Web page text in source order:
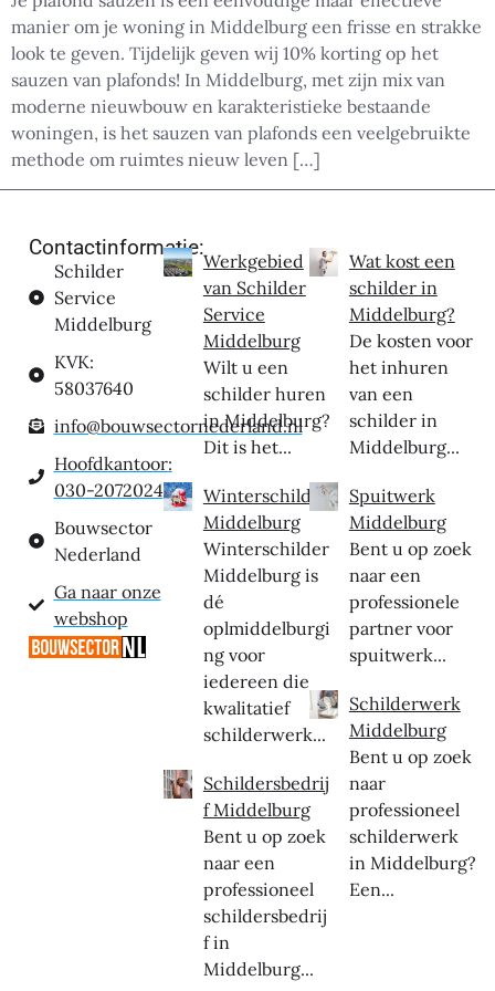
manier om je woning in Middelburg een frisse en strakke
look te geven. Tijdelijk geven wij 10% korting op het
sauzen van plafonds! In Middelburg, met zijn mix van
moderne nieuwbouw en karakteristieke bestaande
woningen, is het sauzen van plafonds een veelgebruikte
methode om ruimtes nieuw leven […]
Contactinformatie:
Schilder
Service
Middelburg
KVK:
58037640
info@bouwsectornederland.nl
Hoofdkantoor:
030-2072024
Bouwsector
Nederland
Ga naar onze
webshop
Werkgebied
van Schilder
Service
Middelburg
Wilt u een
schilder huren
in Middelburg?
Dit is het...
Winterschilder
Middelburg
Winterschilder
Middelburg is
dé
oplmiddelburgi
ng voor
iedereen die
kwalitatief
schilderwerk...
Schildersbedrij
f Middelburg
Bent u op zoek
naar een
professioneel
schildersbedrij
f in
Middelburg...
Wat kost een
schilder in
Middelburg?
De kosten voor
het inhuren
van een
schilder in
Middelburg...
Spuitwerk
Middelburg
Bent u op zoek
naar een
professionele
partner voor
spuitwerk...
Schilderwerk
Middelburg
Bent u op zoek
naar
professioneel
schilderwerk
in Middelburg?
Een...